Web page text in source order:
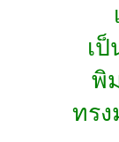
เ
พิ
ทร